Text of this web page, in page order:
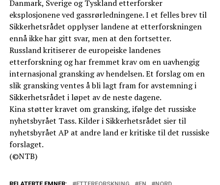
Danmark, Sverige og Tyskland etterforsker
eksplosjonene ved gassrørledningene. I et felles brev til
Sikkerhetsrådet opplyser landene at etterforskningen
ennå ikke har gitt svar, men at den fortsetter.
Russland kritiserer de europeiske landenes
etterforskning og har fremmet krav om en uavhengig
internasjonal gransking av hendelsen. Et forslag om en
slik gransking ventes å bli lagt fram for avstemning i
Sikkerhetsrådet i løpet av de neste dagene.
Kina støtter kravet om gransking, ifølge det russiske
nyhetsbyrået Tass. Kilder i Sikkerhetsrådet sier til
nyhetsbyrået AP at andre land er kritiske til det russiske
forslaget.
(©NTB)